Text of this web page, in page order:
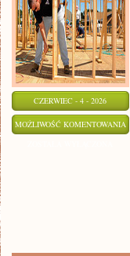
CZERWIEC - 4 - 2026
MOŻLIWOŚĆ KOMENTOWANIA